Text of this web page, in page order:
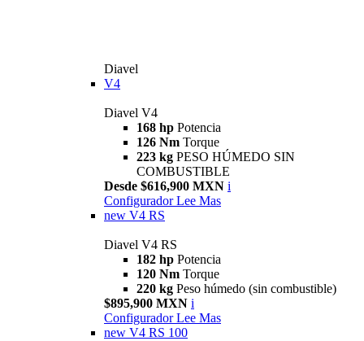
Diavel
V4
Diavel V4
168 hp Potencia
126 Nm Torque
223 kg PESO HÚMEDO SIN
COMBUSTIBLE
Desde $616,900 MXN i
Configurador Lee Mas
new V4 RS
Diavel V4 RS
182 hp Potencia
120 Nm Torque
220 kg Peso húmedo (sin combustible)
$895,900 MXN i
Configurador Lee Mas
new V4 RS 100